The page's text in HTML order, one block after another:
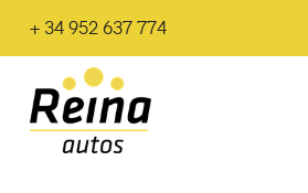
+ 34 952 637 774